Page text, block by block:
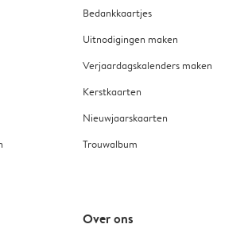
Bedankkaartjes
Uitnodigingen maken
Verjaardagskalenders maken
Kerstkaarten
Nieuwjaarskaarten
Trouwalbum
Over ons